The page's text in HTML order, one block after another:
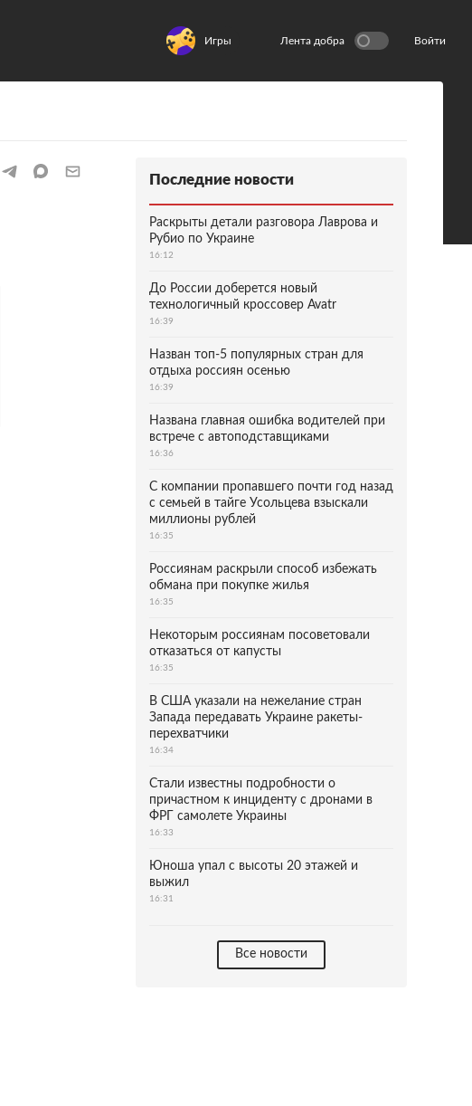
Игры Лента добра Войти
Последние новости
Раскрыты детали разговора Лаврова и
Рубио по Украине
16:12
До России доберется новый
технологичный кроссовер Avatr
16:39
Назван топ-5 популярных стран для
отдыха россиян осенью
16:39
Названа главная ошибка водителей при
встрече с автоподставщиками
16:36
С компании пропавшего почти год назад
с семьей в тайге Усольцева взыскали
миллионы рублей
16:35
Россиянам раскрыли способ избежать
обмана при покупке жилья
16:35
Некоторым россиянам посоветовали
отказаться от капусты
16:35
В США указали на нежелание стран
Запада передавать Украине ракеты-
перехватчики
16:34
Стали известны подробности о
причастном к инциденту с дронами в
ФРГ самолете Украины
16:33
Юноша упал с высоты 20 этажей и
выжил
16:31
Все новости